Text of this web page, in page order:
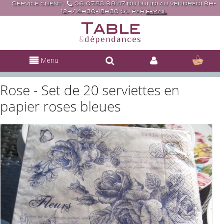
Service client :
06.07.83.98.47 du Lundi au vendredi 9h-
12h/14h30-18h30 ou par e-mail
Menu
Rose - Set de 20 serviettes en
papier roses bleues